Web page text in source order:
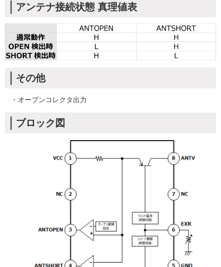
アンテナ接続状態 真理値表
その他
・オープンコレクタ出力
ブロック図